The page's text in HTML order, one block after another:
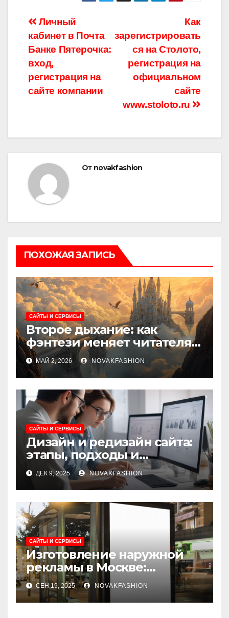
Навигация
по
записям
Как
зарегистрировать
ся на Столото,
регистрация на
официальном
сайте
www.stoloto.ru
Личный
кабинет в Почта
Банке Пятерочка:
вход,
регистрация на
сайте компании
От novakfashion
ПОХОЖАЯ ЗАПИСЬ
САЙТЫ И СЕРВИСЫ
Второе дыхание: как
фэнтези меняет читателя и
культуру
МАЙ 2, 2026 NOVAKFASHION
САЙТЫ И СЕРВИСЫ
Дизайн и редизайн сайта:
этапы, подходы и
ключевые требования
ДЕК 9, 2025 NOVAKFASHION
САЙТЫ И СЕРВИСЫ
Изготовление наружной
рекламы в Москве:
современные решения и
этапы реализации
СЕН 19, 2025 NOVAKFASHION